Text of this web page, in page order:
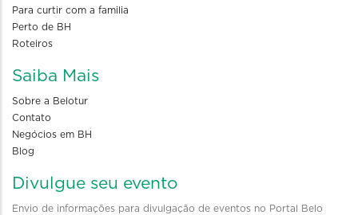
Para curtir com a familia
Perto de BH
Roteiros
Saiba Mais
Sobre a Belotur
Contato
Negócios em BH
Blog
Divulgue seu evento
Envio de informações para divulgação de eventos no Portal Belo